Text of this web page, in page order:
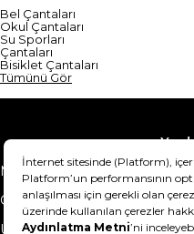
Bel Çantaları
Okul Çantaları
Su Sporları
Çantaları
Bisiklet Çantaları
Tümünü Gör
Mesafeli Satış Sözleşmesi
Gizlilik Sözleşmesi
Ürünümü nasıl iade